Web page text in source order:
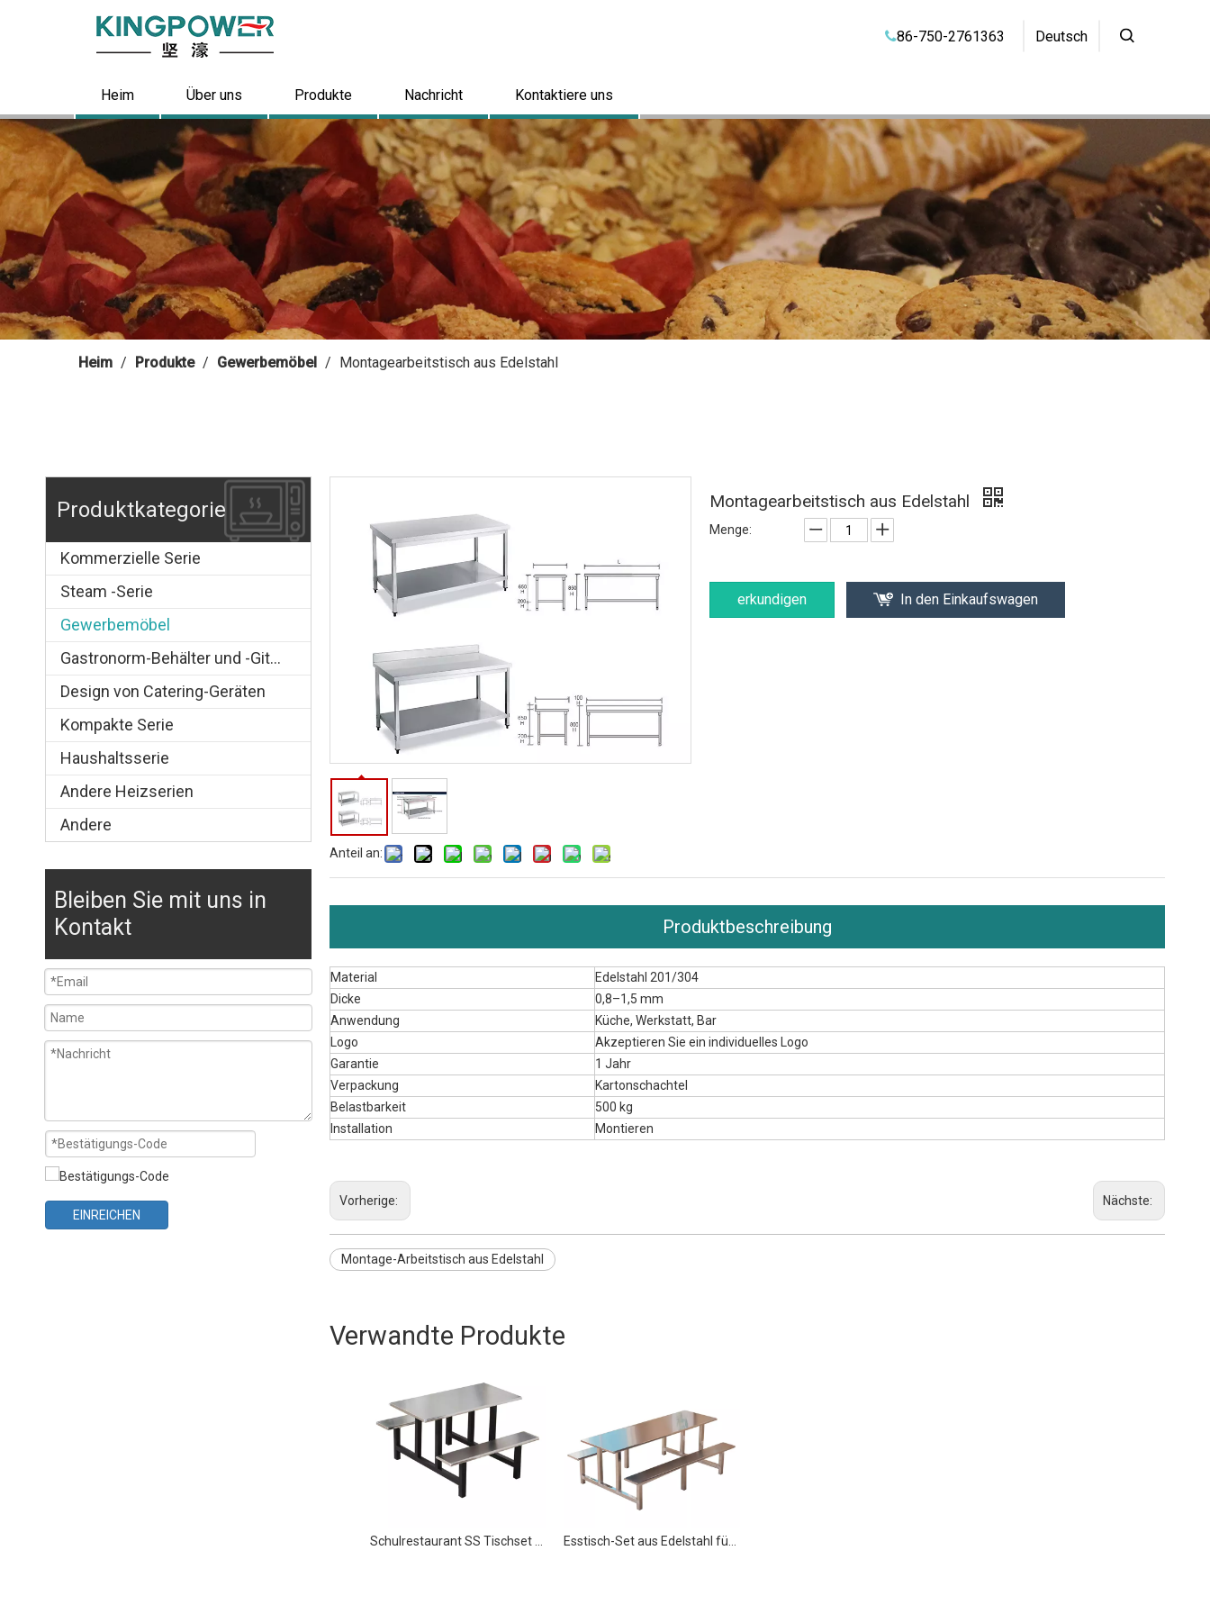
86-750-2761363 Deutsch
Heim Über uns Produkte Nachricht Kontaktiere uns
Heim / Produkte / Gewerbemöbel / Montagearbeitstisch aus Edelstahl
Produktkategorie
Kommerzielle Serie
Steam -Serie
Gewerbemöbel
Gastronorm-Behälter und -Gitter
Design von Catering-Geräten
Kompakte Serie
Haushaltsserie
Andere Heizserien
Andere
Bleiben Sie mit uns in
Kontakt
EINREICHEN
Anteil an:
Montagearbeitstisch aus Edelstahl
Menge:
erkundigen In den Einkaufswagen
Produktbeschreibung
Material
Edelstahl 201/304
Dicke
0,8–1,5 mm
Anwendung
Küche, Werkstatt, Bar
Logo
Akzeptieren Sie ein individuelles Logo
Garantie
1 Jahr
Verpackung
Kartonschachtel
Belastbarkeit
500 kg
Installation
Montieren
Vorherige: Nächste:
Montage-Arbeitstisch aus Edelstahl
Verwandte Produkte